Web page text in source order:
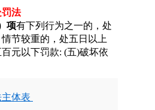
法
项有下列行为之一的，处
节较重的，处五日以上
元以下罚款: (五)破坏依
体表